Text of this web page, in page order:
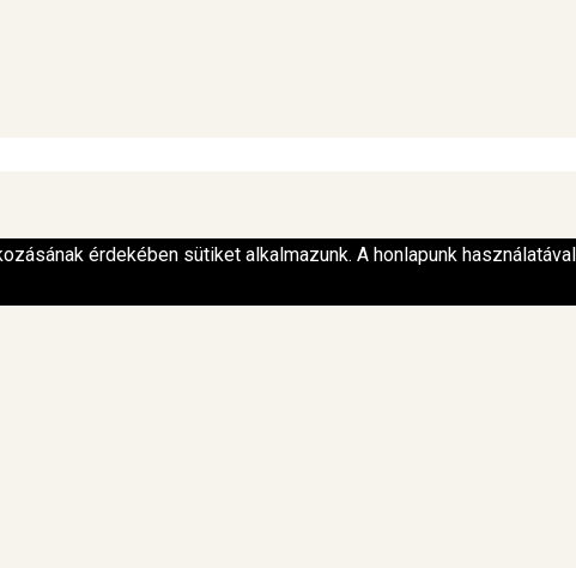
érdekében sütiket alkalmazunk. A honlapunk